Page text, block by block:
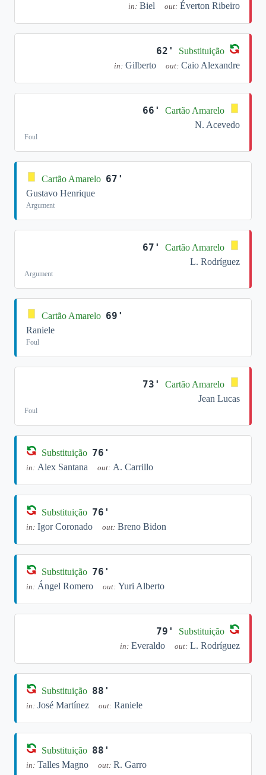
in: Biel out: Éverton Ribeiro
62' Substituição
in: Gilberto out: Caio Alexandre
66'
Cartão Amarelo
N. Acevedo
Foul
Cartão Amarelo 67'
Gustavo Henrique
Argument
67'
Cartão Amarelo
L. Rodríguez
Argument
Cartão Amarelo 69'
Raniele
Foul
73'
Cartão Amarelo
Jean Lucas
Foul
Substituição 76'
in: Alex Santana out: A. Carrillo
Substituição 76'
in: Igor Coronado out: Breno Bidon
Substituição 76'
in: Ángel Romero out: Yuri Alberto
79' Substituição
in: Everaldo out: L. Rodríguez
Substituição 88'
in: José Martínez out: Raniele
Substituição 88'
in: Talles Magno out: R. Garro